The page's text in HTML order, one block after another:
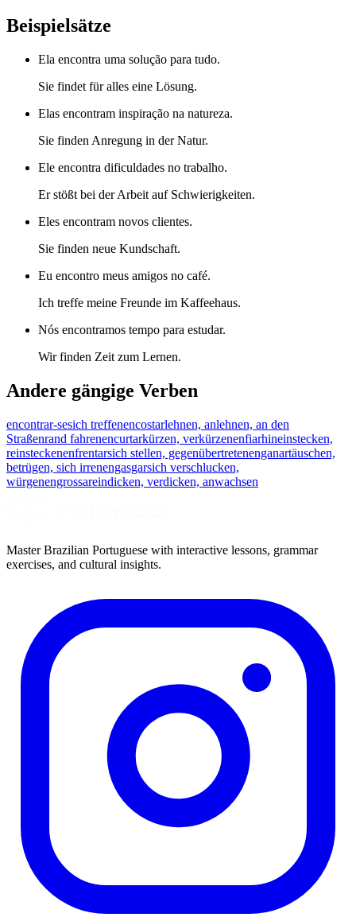
Beispielsätze
Ela encontra uma solução para tudo.
Sie findet für alles eine Lösung.
Elas encontram inspiração na natureza.
Sie finden Anregung in der Natur.
Ele encontra dificuldades no trabalho.
Er stößt bei der Arbeit auf Schwierigkeiten.
Eles encontram novos clientes.
Sie finden neue Kundschaft.
Eu encontro meus amigos no café.
Ich treffe meine Freunde im Kaffeehaus.
Nós encontramos tempo para estudar.
Wir finden Zeit zum Lernen.
Andere gängige Verben
encontrar-sesich treffenencostarlehnen, anlehnen, an den
Straßenrand fahrenencurtarkürzen, verkürzenenfiarhineinstecken,
reinsteckenenfrentarsich stellen, gegenübertretenenganartäuschen,
betrügen, sich irrenengasgarsich verschlucken,
würgenengrossareindicken, verdicken, anwachsen
Master Brazilian Portuguese with interactive lessons, grammar
exercises, and cultural insights.